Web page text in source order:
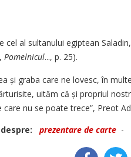
cel al sultanului egiptean
Pomelnicul..., p. 25).
și graba care ne lovesc, în
uităm că și propriul
care nu se poate trece”, Preot
prezentare de carte -